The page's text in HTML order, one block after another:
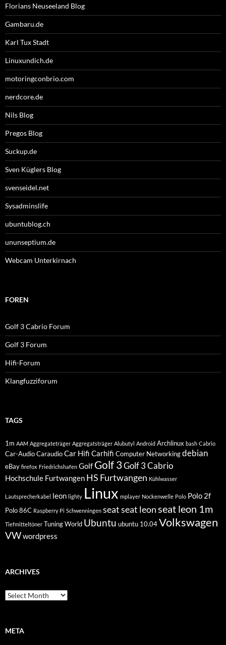
Florians Neuseeland Blog
Gambaru.de
Karl Tux Stadt
Linuxundich.de
motoringconbrio.com
nerdcore.de
Nils Blog
Pregos Blog
Suckup.de
Sven Küglers Blog
svenseidel.net
Sysadminslife
ubuntublog.ch
ununseptium.de
Webcam Unterkirnach
FOREN
Golf 3 Cabrio Forum
Golf 3 Forum
Hifi-Forum
Klangfuzziforum
TAGS
1m AAM Aggregateträger Aggregatsträger Alubutyl Android Archlinux bash Cabrio
Car-AudioCaraudioCar Hifi Carhifi Computer Networkingdebian
eBay firefox Friedrichshafen Golf Golf 3Golf 3 Cabrio
Hochschule Furtwangen HS Furtwangen Kühlwasser
Lautsprecherkabel leon lighty Linux mplayer Nockenwelle Polo Polo 2f
Polo 86C Raspberry Pi Schwenningen seatseat leonseat leon 1m
Tiefmitteltöner Tuning World Ubuntu ubuntu 10.04Volkswagen
VWwordpress
ARCHIVES
Archives
META